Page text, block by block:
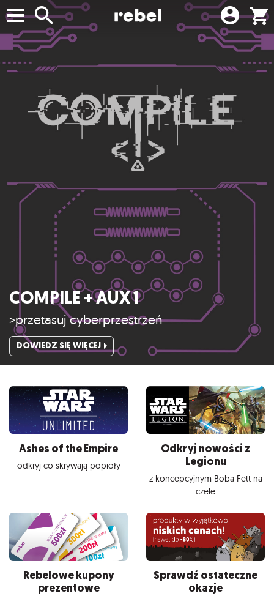
COMPILE + AUX 1
>przetasuj cyberprzestrzeń
DOWIEDZ SIĘ WIĘCEJ
Ashes of the Empire
odkryj co skrywają popioły
Odkryj nowości z
Legionu
z koncepcyjnym Boba Fett na
czele
Rebelowe kupony
prezentowe
Sprawdź ostateczne
okazje